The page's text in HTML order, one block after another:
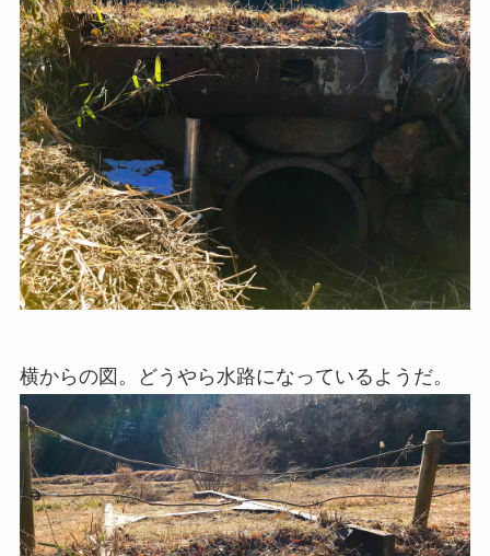
横からの図。どうやら水路になっているようだ。